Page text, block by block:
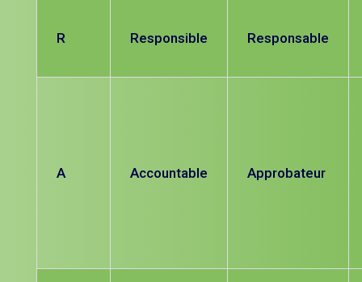
R Responsible Responsable
A Accountable Approbateur